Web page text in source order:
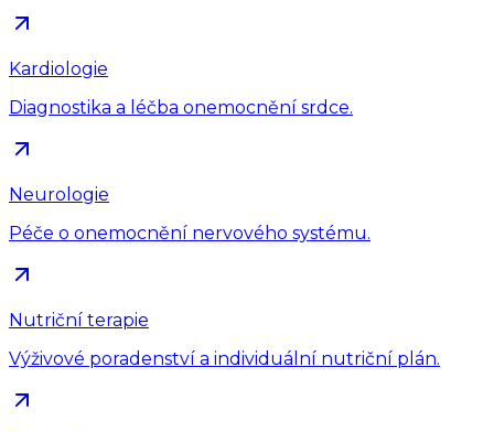
Kardiologie
Diagnostika a léčba onemocnění srdce.
Neurologie
Péče o onemocnění nervového systému.
Nutriční terapie
Výživové poradenství a individuální nutriční plán.